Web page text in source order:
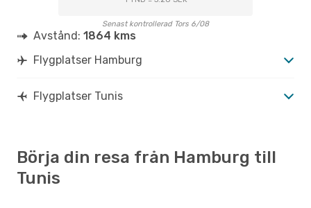
Senast kontrollerad Tors 6/08
Avstånd: 1864 kms
Flygplatser Hamburg
Flygplatser Tunis
Börja din resa från Hamburg till
Tunis